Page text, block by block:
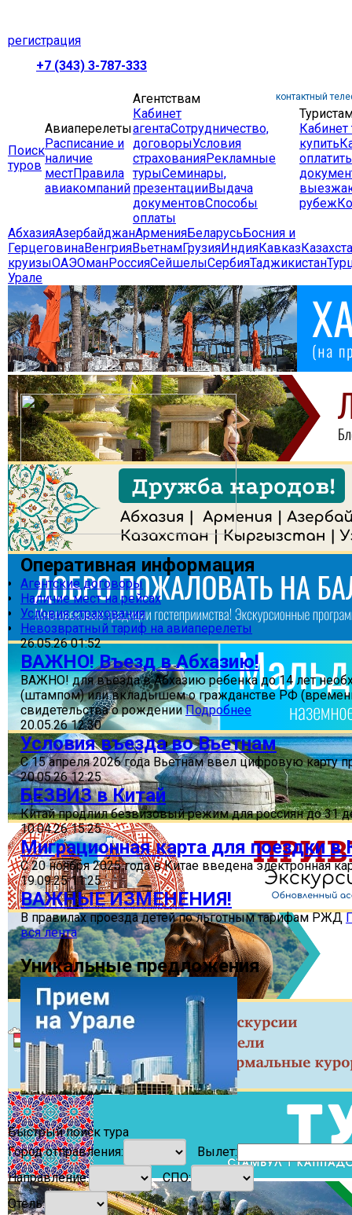
регистрация
+7 (343) 3-787-333
контактный
Поиск
туров
Авиаперелеты
Расписание и
наличие
местПравила
авиакомпаний
Агентствам
Кабинет
агентаСотрудничество,
договорыУсловия
страхованияРекламные
турыСеминары,
презентацииВыдача
документовСпособы
оплаты
Кабинет
купить
оплатить
рубеж
АбхазияАзербайджанАрменияБеларусьБосния и
ГерцеговинаВенгрияВьетнамГрузияИндияКавказ
круизыОАЭОманРоссияСейшелыСербияТаджикистан
Урале
Оперативная информация
Агентские договоры
Наличие мест на рейсах
Условия страхования
Невозвратный тариф на авиаперелеты
26.05.26 01:52
ВАЖНО! Въезд в Абхазию!
ВАЖНО! для въезда в Абхазию ребенка до 14 лет
(штампом) или вкладышем о гражданстве РФ
свидетельства о рожденииПодробнее
20.05.26 12:30
Условия въезда во Вьетнам
С 15 апреля 2026 года Вьетнам ввел цифровую карту
20.05.26 12:25
БЕЗВИЗ в Китай
Китай продлил безвизовый режим для россиян до 31
10.04.26 15:25
Миграционная карта для поездки в
С 20 ноября 2025 года в Китае введена электронная
19.09.25 11:25
ВАЖНЫЕ ИЗМЕНЕНИЯ!
В правилах проезда детей по льготным тарифам РЖД
вся лента
Уникальные предложения
Быстрый поиск тура
Город отправления:
Вылет:
Направление:
СПО:
Отель: